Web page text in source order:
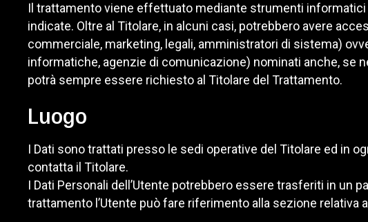
Il trattamento viene effettuato mediante strumenti
indicate. Oltre al Titolare, in alcuni casi, potrebbero avere
commerciale, marketing, legali, amministratori di sistema)
informatiche, agenzie di comunicazione) nominati anche, se
potrà sempre essere richiesto al Titolare del Trattamento.
Luogo
I Dati sono trattati presso le sedi operative del Titolare ed in
contatta il Titolare.
I Dati Personali dell’Utente potrebbero essere trasferiti in un
trattamento l’Utente può fare riferimento alla sezione relativa